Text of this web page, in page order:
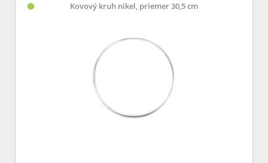
Kovový kruh nikel, priemer 30,5 cm